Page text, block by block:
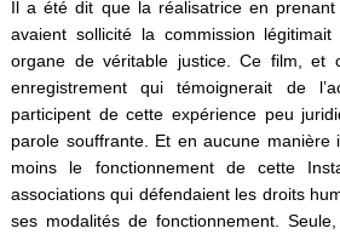
Il a été dit que la réalisatrice en
avaient sollicité la commission
organe de véritable justice.Ce film, et
enregistrement qui témoignerait de
participent de cette expérience peu
parole souffrante. Et en aucune manière
moins le fonctionnement de cette
associations qui défendaient les droits
ses modalités de fonctionnement.